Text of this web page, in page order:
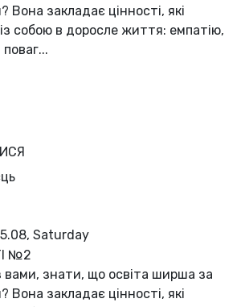
Вона закладає цінності, які
собою в доросле життя: емпатію,
поваг...
Saturday
№2
вами, знати, що освіта ширша за
Вона закладає цінності, які